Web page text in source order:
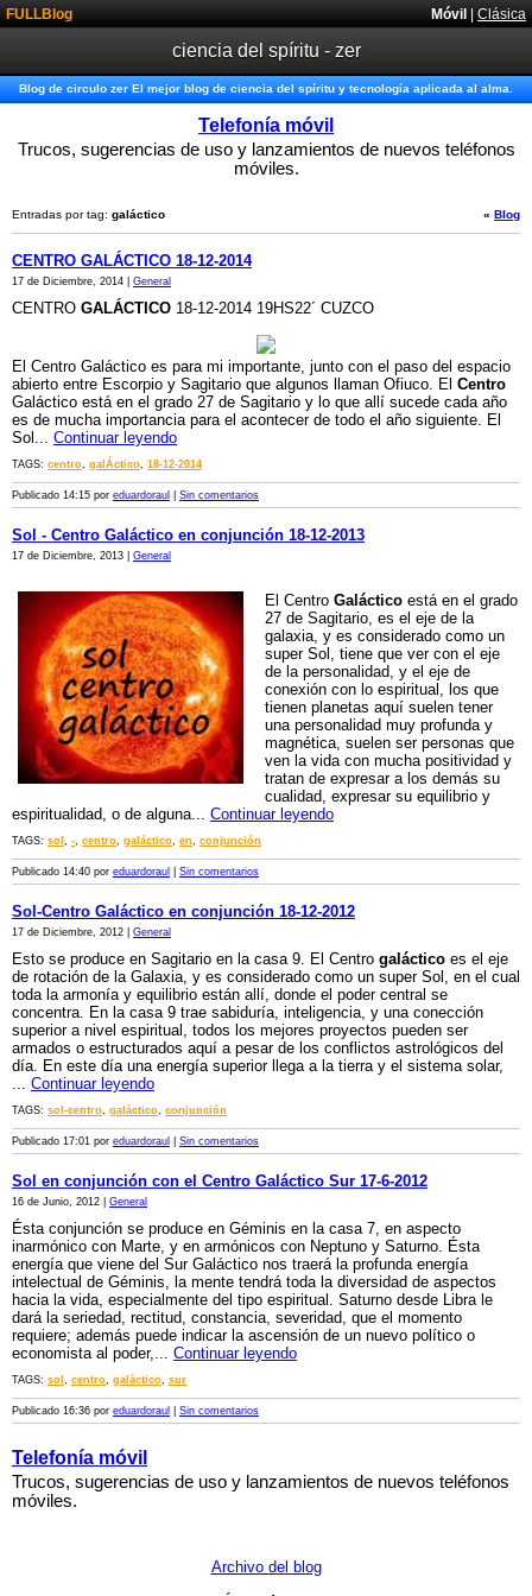
Móvil | Clásica
FULLBlog
ciencia del spíritu - zer
Blog de circulo zer El mejor blog de ciencia del spíritu y tecnología aplicada al alma.
Telefonía móvil
Trucos, sugerencias de uso y lanzamientos de nuevos teléfonos
móviles.
« Blog
Entradas por tag: galáctico
CENTRO GALÁCTICO 18-12-2014
17 de Diciembre, 2014 | General
CENTRO GALÁCTICO 18-12-2014 19HS22´ CUZCO
El Centro Galáctico es para mi importante, junto con el paso del espacio
abierto entre Escorpio y Sagitario que algunos llaman Ofiuco. El Centro
Galáctico está en el grado 27 de Sagitario y lo que allí sucede cada año
es de mucha importancia para el acontecer de todo el año siguiente. El
Sol... Continuar leyendo
TAGS: centro, galÁctico, 18-12-2014
Publicado 14:15 por eduardoraul Sin comentarios
Sol - Centro Galáctico en conjunción 18-12-2013
17 de Diciembre, 2013 | General
El Centro Galácticoestá en el grado
27 de Sagitario, es el eje de la
galaxia, y es considerado como un
super Sol, tiene que ver con el eje
de la personalidad, y el eje de
conexión con lo espiritual, los que
tienen planetas aquí suelen tener
una personalidad muy profunda y
magnética, suelen ser personas que
ven la vida con mucha positividad y
tratan de expresar a los demás su
cualidad, expresar su equilibrio y
espiritualidad, o de alguna... Continuar leyendo
TAGS: sol , -, centro, galáctico, en, conjunción
Publicado 14:40 por eduardoraul Sin comentarios
Sol-Centro Galáctico en conjunción 18-12-2012
17 de Diciembre, 2012 | General
Esto se produce en Sagitario en la casa 9. El Centro galáctico es el eje
de rotación de la Galaxia, y es considerado como un super Sol, en el cual
toda la armonía y equilibrio están allí, donde el poder central se
concentra. En la casa 9 trae sabiduría, inteligencia, y una conección
superior a nivel espiritual, todos los mejores proyectos pueden ser
armados o estructurados aquí a pesar de los conflictos astrológicos del
día. En este día una energía superior llega a la tierra y el sistema solar,
... Continuar leyendo
TAGS: sol-centro, galáctico, conjunción
Publicado 17:01 por eduardoraul Sin comentarios
Sol en conjunción con el Centro Galáctico Sur 17-6-2012
16 de Junio, 2012 | General
Ésta conjunción se produce en Géminis en la casa 7, en aspecto
inarmónico con Marte, y en armónicos con Neptuno y Saturno. Ésta
energía que viene del Sur Galáctico nos traerá la profunda energía
intelectual de Géminis, la mente tendrá toda la diversidad de aspectos
hacia la vida, especialmente del tipo espiritual. Saturno desde Libra le
dará la seriedad, rectitud, constancia, severidad, que el momento
requiere; además puede indicar la ascensión de un nuevo político o
economista al poder,... Continuar leyendo
TAGS: sol , centro, galáctico, sur
Publicado 16:36 por eduardoraul Sin comentarios
Telefonía móvil
Trucos, sugerencias de uso y lanzamientos de nuevos teléfonos
móviles.
Archivo del blog